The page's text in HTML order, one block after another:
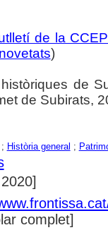
de la
)
de
de Subirats,
; Història general ;
complet]